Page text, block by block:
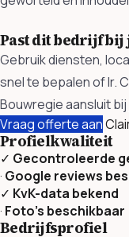
Past dit bedrijf bij
Gebruik diensten,
snel te bepalen of Ir.
Bouwregie aansluit
Vraag offerte aan
Profielkwaliteit
✓ Gecontroleerde
· Google reviews
✓ KvK-data bekend
· Foto’s beschikbaar
Bedrijfsprofiel